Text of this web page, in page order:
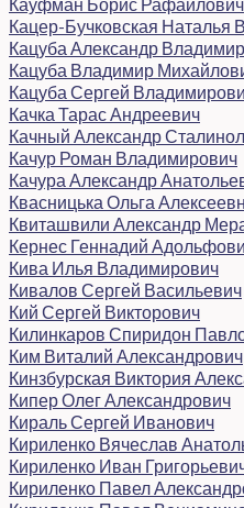
Кауфман Борис Рафаилович
Кацер-Бучковская Наталья
Кацуба Александр
Кацуба Владимир
Кацуба Сергей
Качка Тарас Андреевич
Качный Александр
Качур Роман Владимирович
Качура Александр
Квасницька Ольга
Квиташвили Александр
Кернес Геннадий
Кива Илья Владимирович
Кивалов Сергей Васильевич
Кий Сергей Викторович
Килинкаров Спиридон
Ким Виталий Александрович
Кинзбурская Виктория
Кипер Олег Александрович
Кираль Сергей Иванович
Кириленко Вячеслав
Кириленко Иван
Кириленко Павел